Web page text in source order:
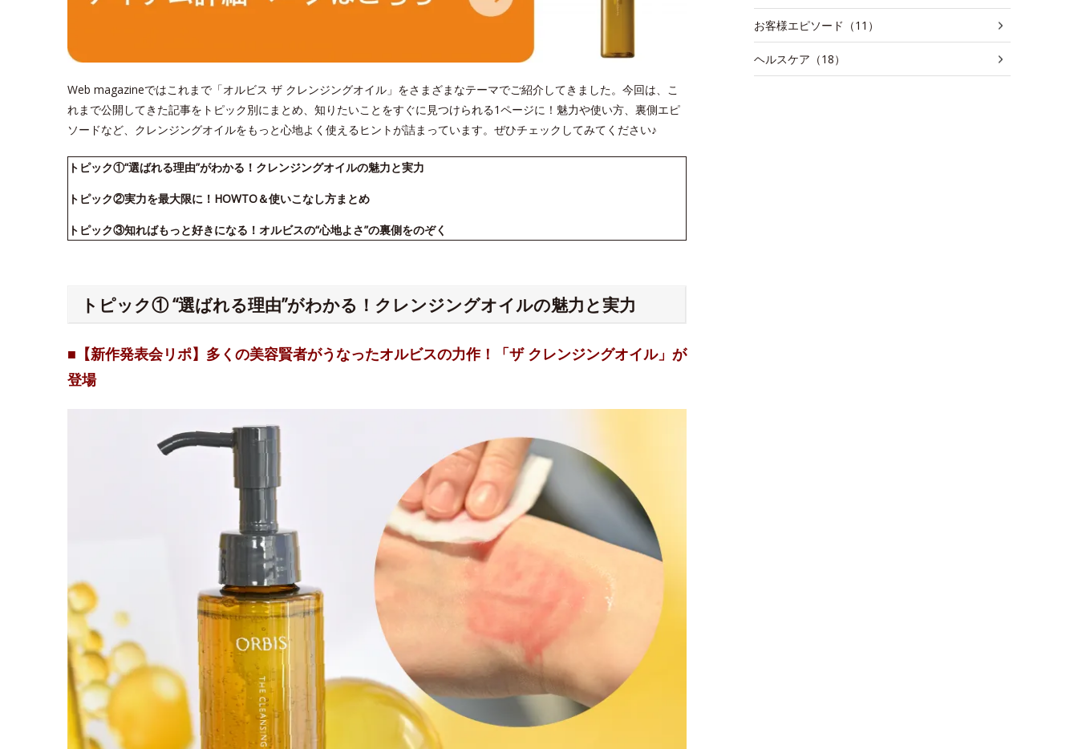
Web magazineではこれまで「オルビス ザ クレンジングオイル」をさまざまなテーマでご紹介してきました。今回は、こ
れまで公開してきた記事をトピック別にまとめ、知りたいことをすぐに見つけられる1ページに！魅力や使い方、裏側エピ
ソードなど、クレンジングオイルをもっと心地よく使えるヒントが詰まっています。ぜひチェックしてみてください♪
トピック①“選ばれる理由”がわかる！クレンジングオイルの魅力と実力
トピック②実力を最大限に！HOWTO＆使いこなし方まとめ
トピック③知ればもっと好きになる！オルビスの“心地よさ”の裏側をのぞく
トピック① “選ばれる理由”がわかる！クレンジングオイルの魅力と実力
■【新作発表会リポ】多くの美容賢者がうなったオルビスの力作！「ザ クレンジングオイル」が
登場
お客様エピソード（11）
ヘルスケア（18）